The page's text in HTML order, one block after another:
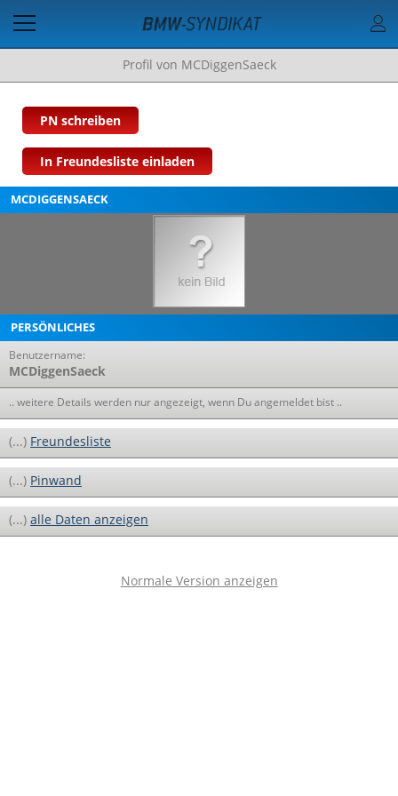
Profil von MCDiggenSaeck
PN schreiben
In Freundesliste einladen
MCDIGGENSAECK
PERSÖNLICHES
Benutzername:
MCDiggenSaeck
.. weitere Details werden nur angezeigt, wenn Du angemeldet bist ..
(...) Freundesliste
(...) Pinwand
(...) alle Daten anzeigen
Normale Version anzeigen